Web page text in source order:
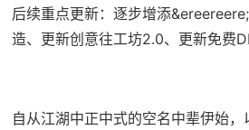
后续重点更新：逐步增添
造、更新创意往工坊2.0、更新免费
自从江湖中正中式的空名中辈伊始